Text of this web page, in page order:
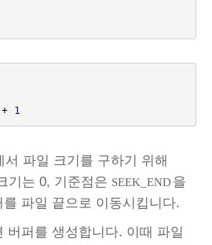
+ 1
서 파일 크기를 구하기 위해
기는 0, 기준점은 SEEK_END을
파일 끝으로 이동시킵니다.
버퍼를 생성합니다. 이때 파일